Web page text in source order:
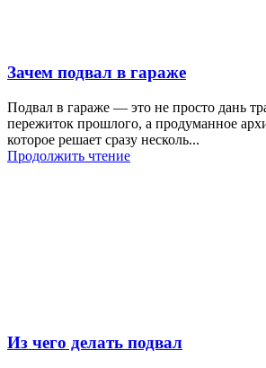
Зачем подвал в гараже
Подвал в гараже — это не просто дань
пережиток прошлого, а продуманное
которое решает сразу несколь...
Продолжить чтение
Из чего делать подвал